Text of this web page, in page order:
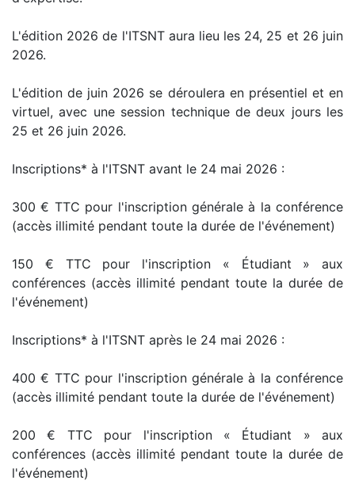
L'édition 2026 de l'ITSNT aura lieu les 24, 25 et 26 juin
2026.
L'édition de juin 2026 se déroulera en présentiel et en
virtuel, avec une session technique de deux jours les
25 et 26 juin 2026.
Inscriptions* à l'ITSNT avant le 24 mai 2026 :
300 € TTC pour l'inscription générale à la conférence
(accès illimité pendant toute la durée de l'événement)
150 € TTC pour l'inscription « Étudiant » aux
conférences (accès illimité pendant toute la durée de
l'événement)
Inscriptions* à l'ITSNT après le 24 mai 2026 :
400 € TTC pour l'inscription générale à la conférence
(accès illimité pendant toute la durée de l'événement)
200 € TTC pour l'inscription « Étudiant » aux
conférences (accès illimité pendant toute la durée de
l'événement)